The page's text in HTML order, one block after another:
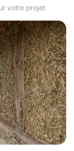
votre projet